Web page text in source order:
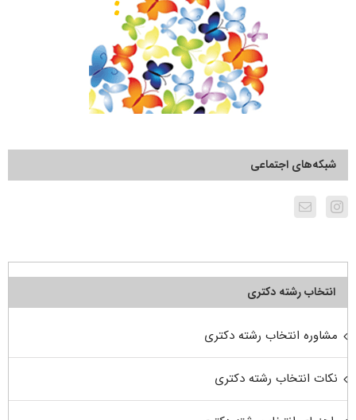
شبکه‌های اجتماعی
انتخاب رشته دکتری
مشاوره انتخاب رشته دکتری
نکات انتخاب رشته دکتری